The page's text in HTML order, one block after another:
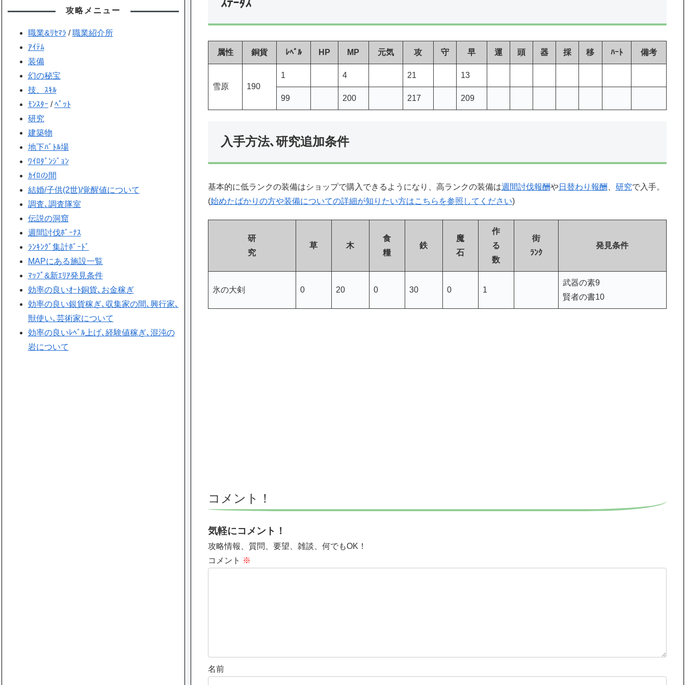
属性 銅貨 ﾚﾍﾞﾙ HP MP 元気 攻 守 早 運 頭 器 採 移 ﾊｰﾄ 備考
雪原 190
1 4 21 13
99 200 217 209
入手方法､研究追加条件
基本的に低ランクの装備はショップで購入できるようになり、高ランクの装備は週間討伐報酬や日替わり報酬 研究で入手。
(始めたばかりの方や装備についての詳細が知りたい方はこちらを参照してください)
研
究
草 木
食
糧
鉄
魔
石
作
る
数
街
ﾗﾝｸ
発見条件
氷の大剣 0 20 0 30 0 1
武器の素9
賢者の書10
コメント！
気軽にコメント！
攻略情報、質問、要望、雑談、何でもOK！
コメント ※
名前
攻略メニュー
職業&ﾘｾﾏﾗ /職業紹介所
ｱｲﾃﾑ
装備
幻の秘宝
技、ｽｷﾙ
ﾓﾝｽﾀｰ /ﾍﾟｯﾄ
研究
建築物
地下ﾊﾞﾄﾙ場
ﾜｲﾛﾀﾞﾝｼﾞｮﾝ
ｶｲﾛの間
結婚/子供(2世)/覚醒値について
調査､調査隊室
伝説の洞窟
週間討伐ﾎﾞｰﾅｽ
ﾗﾝｷﾝｸﾞ集計ﾎﾞｰﾄﾞ
MAPにある施設一覧
ﾏｯﾌﾟ&新ｴﾘｱ発見条件
効率の良いｵｰﾄ銅貨､お金稼ぎ
効率の良い銀貨稼ぎ､収集家の間､興行家､
獣使い､芸術家について
効率の良いﾚﾍﾞﾙ上げ､経験値稼ぎ､混沌の
岩について